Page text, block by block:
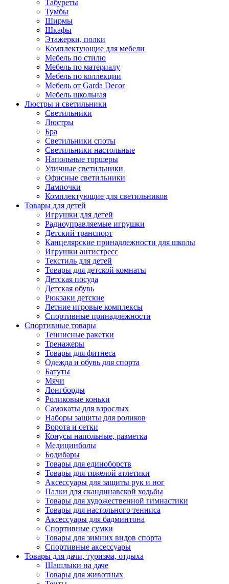
Табуреты
Тумбы
Ширмы
Шкафы
Этажерки, полки
Комплектующие для мебели
Мебель по стилю
Мебель по материалу
Мебель по коллекции
Мебель от Garda Decor
Мебель школьная
Люстры и светильники
Светильники
Люстры
Бра
Светильники споты
Светильники настольные
Напольные торшеры
Уличные светильники
Офисные светильники
Лампочки
Комплектующие для светильников
Товары для детей
Игрушки для детей
Радиоуправляемые игрушки
Детский транспорт
Канцелярские принадлежности для школы
Игрушки антистресс
Текстиль для детей
Товары для детской комнаты
Детская посуда
Детская обувь
Рюкзаки детские
Летние игровые комплексы
Спортивные принадлежности
Спортивные товары
Теннисные ракетки
Тренажеры
Товары для фитнеса
Одежда и обувь для спорта
Батуты
Мячи
Лонгборды
Роликовые коньки
Самокаты для взрослых
Наборы защиты для роликов
Ворота и сетки
Конусы напольные, разметка
Медицинболы
Бодибары
Товары для единоборств
Товары для тяжелой атлетики
Аксессуары для защиты рук и ног
Палки для скандинавской ходьбы
Товары для художественной гимнастики
Товары для настольного тенниса
Аксессуары для бадминтона
Спортивные сумки
Товары для зимних видов спорта
Спортивные аксессуары
Товары для дачи, туризма, отдыха
Шашлыки на даче
Товары для животных